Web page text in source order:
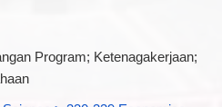
Program; Ketenagakerjaan;